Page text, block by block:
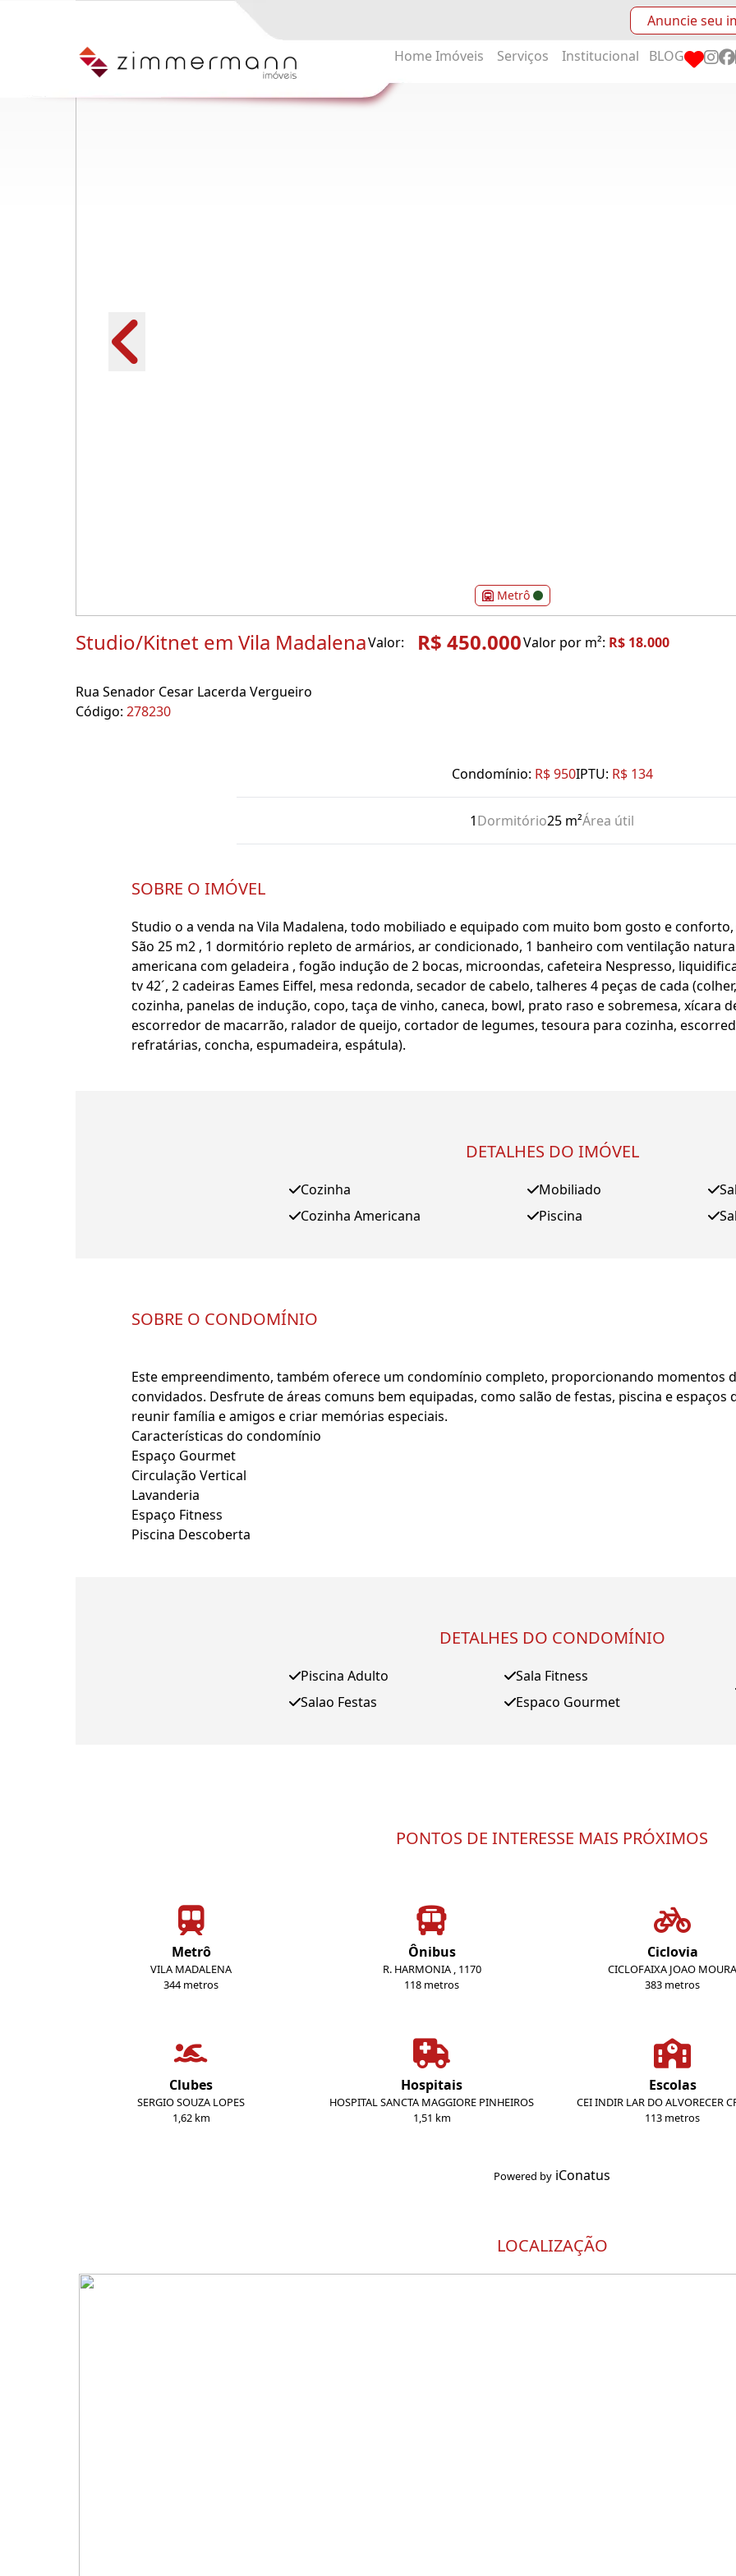
Anuncie seu
Home Imóveis Serviços Institucional BLOG
Metrô
Studio/Kitnet em Vila MadalenaValor: R$ 450.000Valor por m²: R$ 18.000
Rua Senador Cesar Lacerda Vergueiro
Código: 278230
Condomínio: R$ 950IPTU: R$ 134
1Dormitório25 m²Área útil
SOBRE O IMÓVEL
Studio o a venda na Vila Madalena, todo mobiliado e equipado com muito bom gosto e conforto,
São 25 m2 , 1 dormitório repleto de armários, ar condicionado, 1 banheiro com ventilação
americana com geladeira , fogão indução de 2 bocas, microondas, cafeteira Nespresso,
tv 42´, 2 cadeiras Eames Eiffel, mesa redonda, secador de cabelo, talheres 4 peças de cada
cozinha, panelas de indução, copo, taça de vinho, caneca, bowl, prato raso e sobremesa, xícara
escorredor de macarrão, ralador de queijo, cortador de legumes, tesoura para cozinha,
refratárias, concha, espumadeira, espátula).
DETALHES DO IMÓVEL
Cozinha
Cozinha Americana
Mobiliado
Piscina
SOBRE O CONDOMÍNIO
Este empreendimento, também oferece um condomínio completo, proporcionando momentos
convidados. Desfrute de áreas comuns bem equipadas, como salão de festas, piscina e espaços
reunir família e amigos e criar memórias especiais.
Características do condomínio
Espaço Gourmet
Circulação Vertical
Lavanderia
Espaço Fitness
Piscina Descoberta
DETALHES DO CONDOMÍNIO
Piscina Adulto
Salao Festas
Sala Fitness
Espaco Gourmet
PONTOS DE INTERESSE MAIS PRÓXIMOS
Metrô
VILA MADALENA
344 metros
Ônibus
R. HARMONIA , 1170
118 metros
Ciclovia
CICLOFAIXA JOAO MOURA
383 metros
Clubes
SERGIO SOUZA LOPES
1,62 km
Hospitais
HOSPITAL SANCTA MAGGIORE PINHEIROS
1,51 km
Escolas
CEI INDIR LAR DO ALVORECER
113 metros
Powered by iConatus
LOCALIZAÇÃO